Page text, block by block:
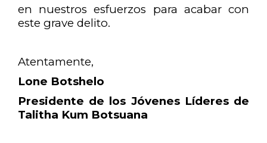
en nuestros esfuerzos para acabar con
este grave delito.
Atentamente,
Lone Botshelo
Presidente de los Jóvenes Líderes de
Talitha Kum Botsuana